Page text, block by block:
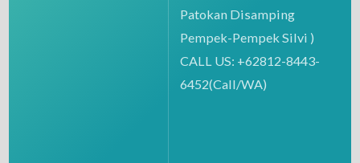
Patokan Disamping
Pempek-Pempek Silvi )
CALL US: +62812-8443-
6452(Call/WA)